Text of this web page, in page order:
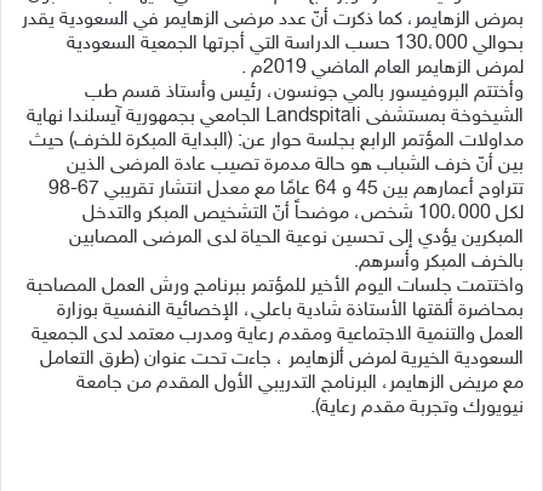
بمرض الزهايمر، كما ذكرت أنّ عدد مرضى الزهايمر في السعودية يقدر
بحوالي 130،000 حسب الدراسة التي أجرتها الجمعية السعودية
لمرض الزهايمر العام الماضي 2019م .
وأختتم البروفيسور بالمي جونسون، رئيس وأستاذ قسم طب
الشيخوخة بمستشفى Landspitali الجامعي بجمهورية آيسلندا نهاية
مداولات المؤتمر الرابع بجلسة حوار عن: (البداية المبكرة للخرف) حيث
بين أنّ خرف الشباب هو حالة مدمرة تصيب عادة المرضى الذين
تتراوح أعمارهم بين 45 و 64 عامًا مع معدل انتشار تقريبي 67-98
لكل 100،000 شخص، موضحاً أنّ التشخيص المبكر والتدخل
المبكرين يؤدي إلى تحسين نوعية الحياة لدى المرضى المصابين
بالخرف المبكر وأسرهم.
واختتمت جلسات اليوم الأخير للمؤتمر ببرنامج ورش العمل المصاحبة
بمحاضرة ألقتها الأستاذة شادية باعلي، الإخصائية النفسية بوزارة
العمل والتنمية الاجتماعية ومقدم رعاية ومدرب معتمد لدى الجمعية
السعودية الخيرية لمرض ألزهايمر ، جاءت تحت عنوان (طرق التعامل
مع مريض الزهايمر، البرنامج التدريبي الأول المقدم من جامعة
نيويورك وتجربة مقدم رعاية).